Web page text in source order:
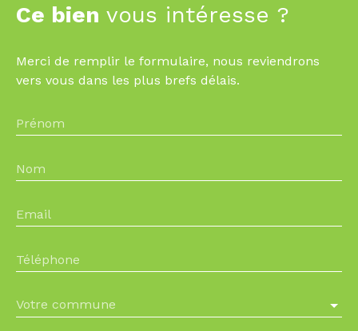
Ce bien vous intéresse ?
Merci de remplir le formulaire, nous reviendrons
vers vous dans les plus brefs délais.
Prénom
Nom
Email
Téléphone
Votre commune